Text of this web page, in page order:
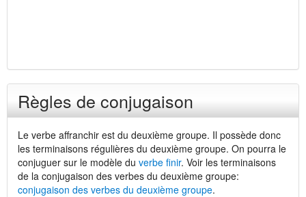
Règles de conjugaison
Le verbe affranchir est du deuxième groupe. Il possède donc
les terminaisons régulières du deuxième groupe. On pourra le
conjuguer sur le modèle du verbe finir. Voir les terminaisons
de la conjugaison des verbes du deuxième groupe:
conjugaison des verbes du deuxième groupe.